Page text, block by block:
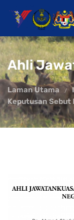
Ahli
Laman Utama
Keputusan Sebut